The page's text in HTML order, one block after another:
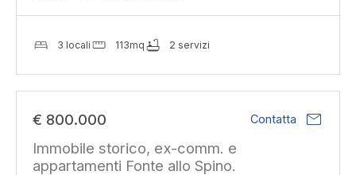
3 locali 113mq 2 servizi
€ 800.000 Contatta mail
Immobile storico, ex-comm. e
appartamenti Fonte allo Spino.